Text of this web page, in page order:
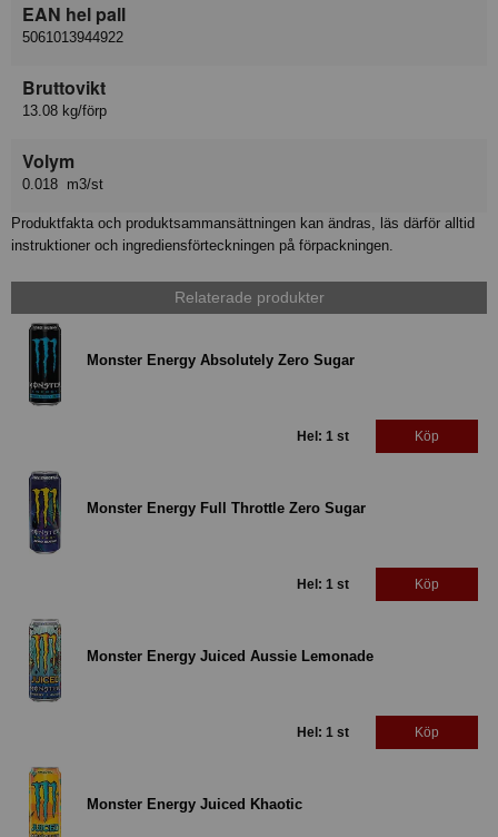
EAN hel pall
5061013944922
Bruttovikt
13.08 kg/förp
Volym
0.018 m3/st
Produktfakta och produktsammansättningen kan ändras, läs därför alltid
instruktioner och ingrediensförteckningen på förpackningen.
Relaterade produkter
Monster Energy Absolutely Zero Sugar
Hel: 1 st Köp
Monster Energy Full Throttle Zero Sugar
Hel: 1 st Köp
Monster Energy Juiced Aussie Lemonade
Hel: 1 st Köp
Monster Energy Juiced Khaotic